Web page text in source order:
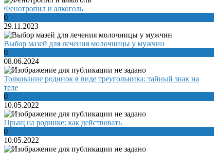
Фенотропил и алкоголь
0
29.11.2023
Выбор мазей для лечения молочницы у мужчин
0
08.06.2024
Толкование родинок в виде треугольника: тайный знак на
теле
0
10.05.2022
Прыщ на родинке: как действовать
0
10.05.2022